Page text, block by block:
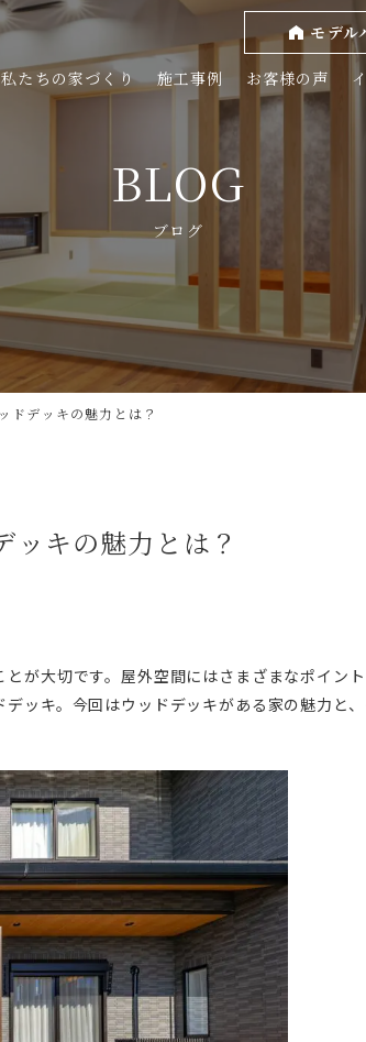
モデル
私たちの家づくり 施工事例 お客様の声
BLOG
ブログ
ドデッキの魅力とは？
キの魅力とは？
が大切です。屋外空間にはさまざまなポイン
ッキ。今回はウッドデッキがある家の魅力と